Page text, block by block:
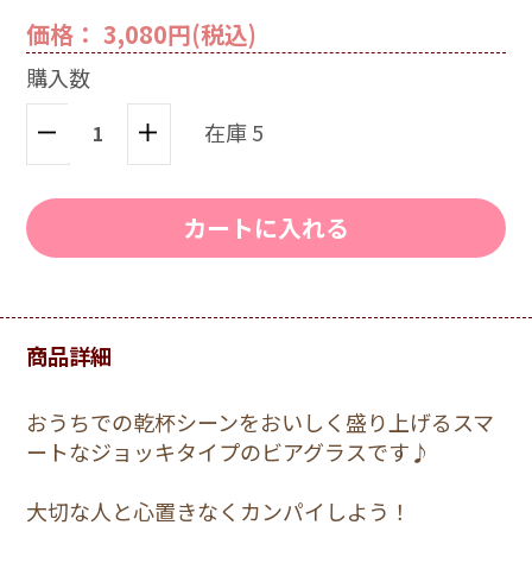
価格： 3,080円(税込)
購入数
在庫 5
カートに入れる
商品詳細
おうちでの乾杯シーンをおいしく盛り上げるスマ
ートなジョッキタイプのビアグラスです♪
大切な人と心置きなくカンパイしよう！